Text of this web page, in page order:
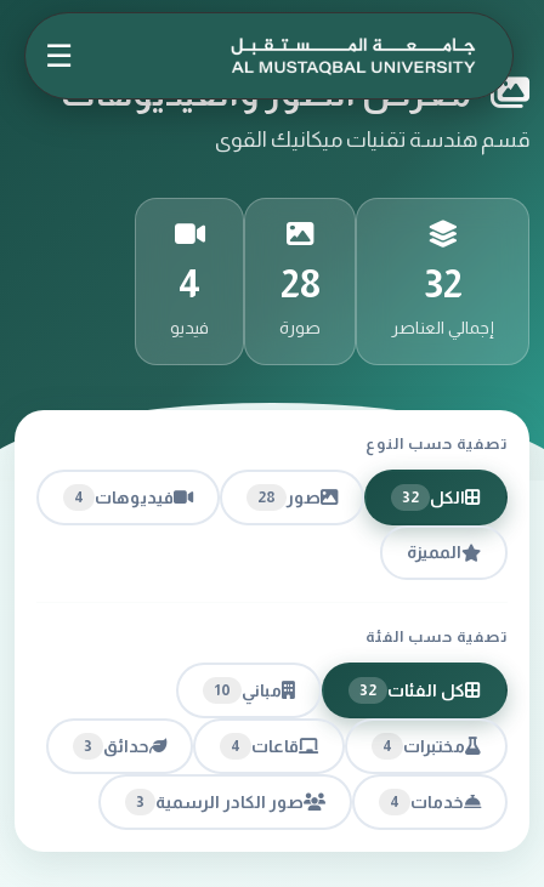
☰
معرض الصور والفيديوهات
قسم هندسة تقنيات ميكانيك القوى
32
إجمالي العناصر
28
صورة
4
فيديو
تصفية حسب النوع
الكل 32 صور 28 فيديوهات 4
المميزة
تصفية حسب الفئة
كل الفئات 32 مباني 10
مختبرات 4 قاعات 4 حدائق 3
خدمات 4 صور الكادر الرسمية 3